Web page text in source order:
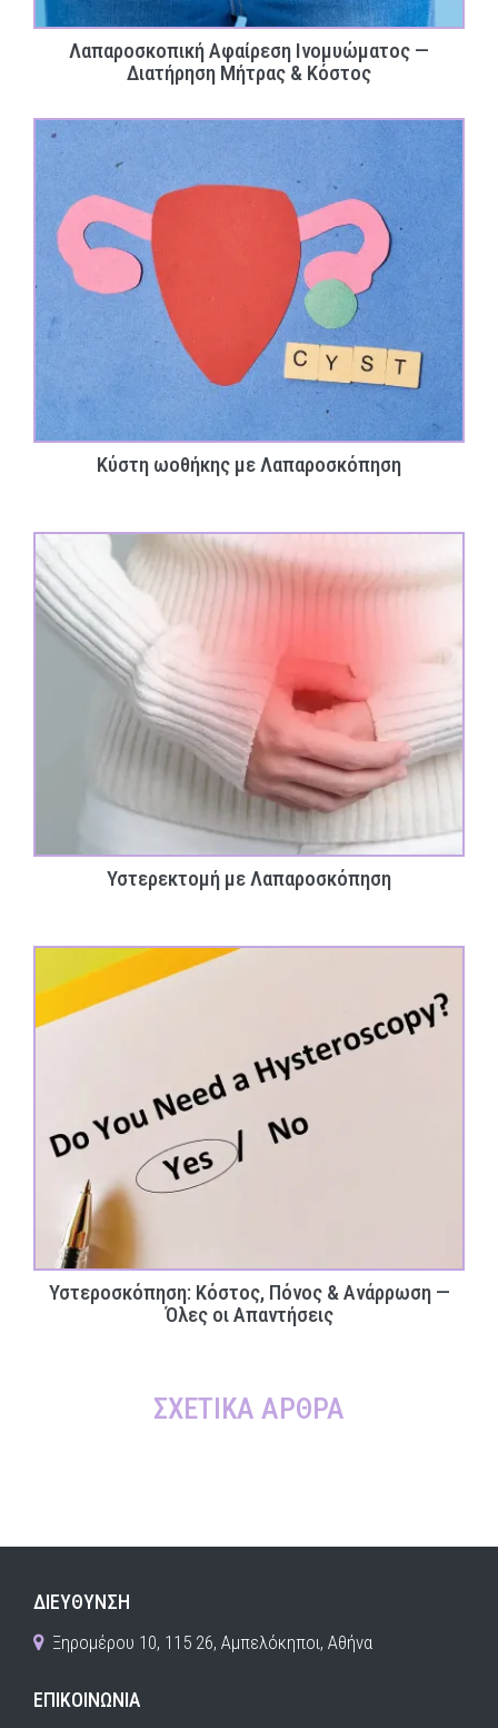
Λαπαροσκοπική Αφαίρεση Ινομυώματος —
Διατήρηση Μήτρας & Κόστος
Κύστη ωοθήκης με Λαπαροσκόπηση
Υστερεκτομή με Λαπαροσκόπηση
Υστεροσκόπηση: Κόστος, Πόνος & Ανάρρωση —
Όλες οι Απαντήσεις
ΣΧΕΤΙΚΑ ΑΡΘΡΑ
ΔΙΕΥΘΥΝΣΗ
Ξηρομέρου 10, 115 26, Αμπελόκηποι, Αθήνα
ΕΠΙΚΟΙΝΩΝΙΑ